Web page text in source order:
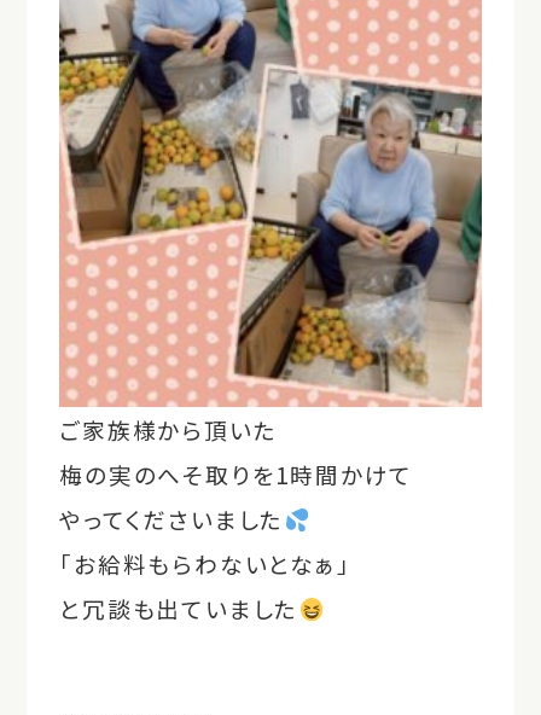
ご家族様から頂いた
梅の実のへそ取りを1時間かけて
やってくださいました
「お給料もらわないとなぁ」
と冗談も出ていました